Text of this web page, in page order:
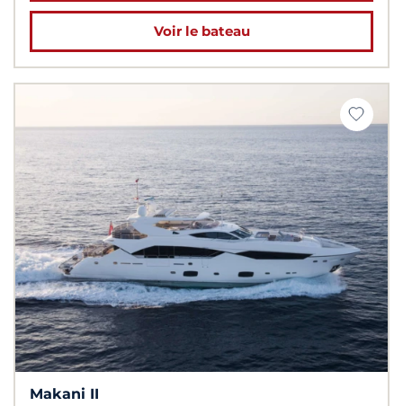
Voir le bateau
Makani II